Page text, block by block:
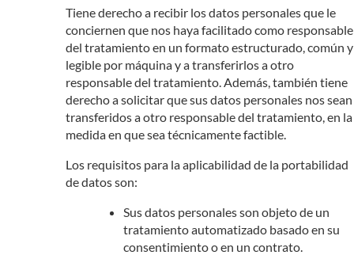
Tiene derecho a recibir los datos personales que le
conciernen que nos haya facilitado como responsable
del tratamiento en un formato estructurado, común y
legible por máquina y a transferirlos a otro
responsable del tratamiento. Además, también tiene
derecho a solicitar que sus datos personales nos sean
transferidos a otro responsable del tratamiento, en la
medida en que sea técnicamente factible.
Los requisitos para la aplicabilidad de la portabilidad
de datos son:
Sus datos personales son objeto de un
tratamiento automatizado basado en su
consentimiento o en un contrato.